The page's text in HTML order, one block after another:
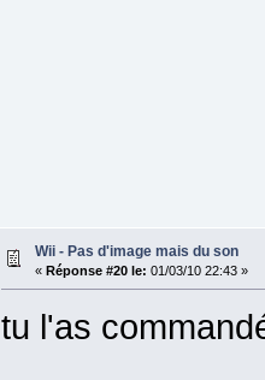
Wii - Pas d'image mais du son
« Réponse #20 le: 01/03/10 22:43 »
tu l'as